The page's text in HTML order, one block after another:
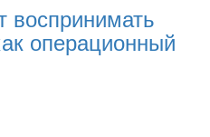
воспринимать
операционный